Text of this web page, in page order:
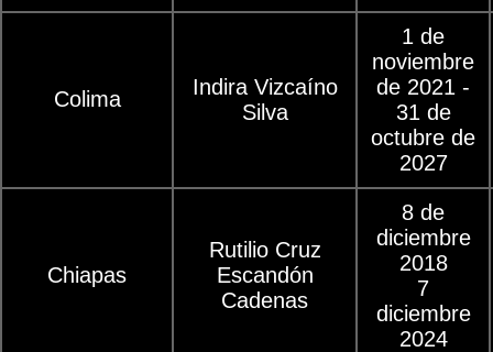
Colima
Indira Vizcaíno
Silva
1 de
noviembre
de 2021 -
31 de
octubre de
2027
Chiapas
Rutilio Cruz
Escandón
Cadenas
8 de
diciembre
2018
7
diciembre
2024